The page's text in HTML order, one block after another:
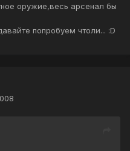
оружие,весь арсенал бы
попробуем чтоли... :D